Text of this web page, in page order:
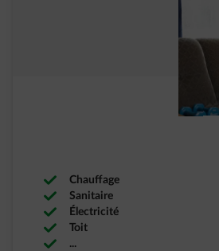
Chauffage
Sanitaire
Électricité
Toit
...